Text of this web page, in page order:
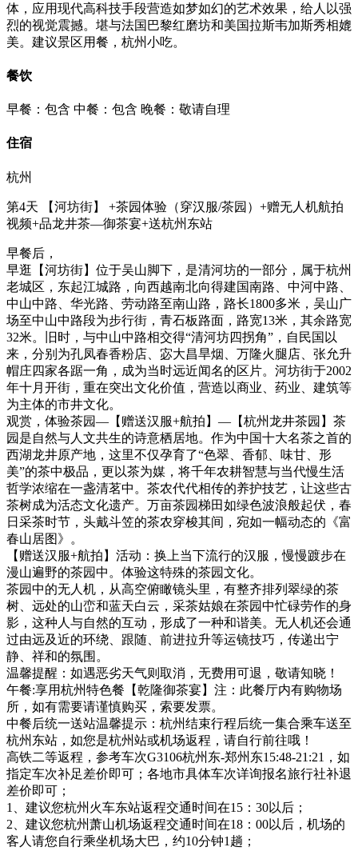
体，应用现代高科技手段营造如梦如幻的艺术效果，给人以强
烈的视觉震撼。堪与法国巴黎红磨坊和美国拉斯韦加斯秀相媲
美。建议景区用餐，杭州小吃。
餐饮
早餐：包含 中餐：包含 晚餐：敬请自理
住宿
杭州
第4天
【河坊街】 +茶园体验（穿汉服/茶园）+赠无人机航拍
视频+品龙井茶—御茶宴+送杭州东站
早餐后，
早逛【河坊街】位于吴山脚下，是清河坊的一部分，属于杭州
老城区，东起江城路，向西越南北向得建国南路、中河中路、
中山中路、华光路、劳动路至南山路，路长1800多米，吴山广
场至中山中路段为步行街，青石板路面，路宽13米，其余路宽
32米。旧时，与中山中路相交得“清河坊四拐角”，自民国以
来，分别为孔凤春香粉店、宓大昌旱烟、万隆火腿店、张允升
帽庄四家各踞一角，成为当时远近闻名的区片。河坊街于2002
年十月开街，重在突出文化价值，营造以商业、药业、建筑等
为主体的市井文化。
观赏，体验茶园—【赠送汉服+航拍】—【杭州龙井茶园】茶
园是自然与人文共生的诗意栖居地。作为中国十大名茶之首的
西湖龙井原产地，这里不仅孕育了“色翠、香郁、味甘、形
美”的茶中极品，更以茶为媒，将千年农耕智慧与当代慢生活
哲学浓缩在一盏清茗中。茶农代代相传的养护技艺，让这些古
茶树成为活态文化遗产。万亩茶园梯田如绿色波浪般起伏，春
日采茶时节，头戴斗笠的茶农穿梭其间，宛如一幅动态的《富
春山居图》。
【赠送汉服+航拍】活动：换上当下流行的汉服，慢慢踱步在
漫山遍野的茶园中。体验这特殊的茶园文化。
茶园中的无人机，从高空俯瞰镜头里，有整齐排列翠绿的茶
树、远处的山峦和蓝天白云，采茶姑娘在茶园中忙碌劳作的身
影，这种人与自然的互动，形成了一种和谐美。无人机还会通
过由远及近的环绕、跟随、前进拉升等运镜技巧，传递出宁
静、祥和的氛围。
温馨提醒：如遇恶劣天气则取消，无费用可退，敬请知晓！
午餐:享用杭州特色餐【乾隆御茶宴】注：此餐厅内有购物场
所，如有需要请谨慎购买，索要发票。
中餐后统一送站温馨提示：杭州结束行程后统一集合乘车送至
杭州东站，如您是杭州站或机场返程，请自行前往哦！
高铁二等返程，参考车次G3106杭州东-郑州东15:48-21:21，如
指定车次补足差价即可；各地市具体车次详询报名旅行社补退
差价即可；
1、建议您杭州火车东站返程交通时间在15：30以后；
2、建议您杭州萧山机场返程交通时间在18：00以后，机场的
客人请您自行乘坐机场大巴，约10分钟1趟；